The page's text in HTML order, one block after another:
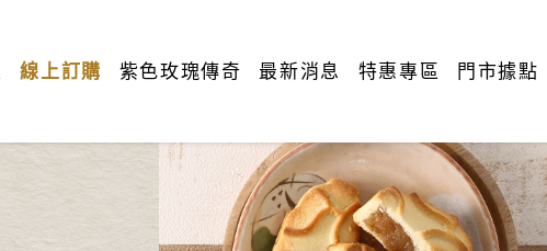
線上訂購 紫色玫瑰傳奇 最新消息 特惠專區 門市據點